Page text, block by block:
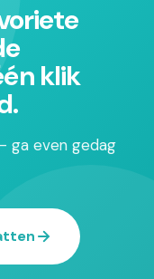
klik
ga even gedag